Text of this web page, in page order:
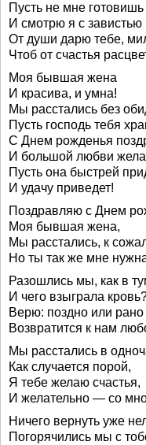
Пусть не мне
И смотрю я с
От души дарю тебе,
Чтоб от счастья
Моя бывшая жена
И красива, и умна!
Мы расстались без
Пусть господь тебя
С Днем рожденья
И большой любви
Пусть она быстрей
И удачу приведет!
Поздравляю с Днем
Моя бывшая жена,
Мы расстались, к
Но ты так же мне
Разошлись мы, как в
И чего взыграла
Верю: поздно или рано
Возвратится к нам
Мы расстались в
Как случается порой,
Я тебе желаю счастья,
И желательно — со
Ничего вернуть уже
Погорячились мы с